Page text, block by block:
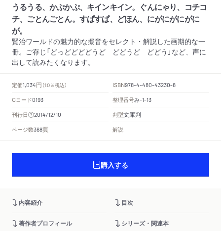
うるうる、かぷかぷ、キインキイン。ぐんにゃり、コチコ
チ、ごとんごとん。すぱすぱ、どほん、にがにがにがに
が。
賢治ワールドの魅力的な擬音をセレクト・解説した画期的な一
冊。ご存じ「どっどどどどうど どどうど どどう」など、声に
出して読みたくなります。
定価1,034円 （10％税込） ISBN978-4-480-43230-8
Cコード0193 整理番号み-1-13
刊行日 2014/12/10 判型文庫判
ページ数368頁 解説
購入する
内容紹介 目次
著作者プロフィール シリーズ・関連本